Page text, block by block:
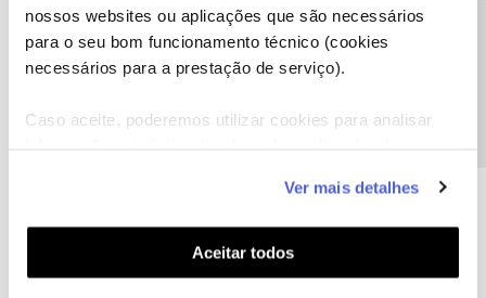
nossos websites ou aplicações que são necessários
para o seu bom funcionamento técnico (cookies
necessários para a prestação de serviço).
Caso aceite, poderemos utilizar cookies para analisar
funcionalidades (cookies de personalização e
funcionalidade) e adaptar anúncios aos seus interesses
(cookies de publicidade personalizada). Pode gerir a
utilização dos cookies clicando em "Configurar
Ver mais detalhes
Aceitar todos
Descubra as novidades de junho
Hall of Fame de junho